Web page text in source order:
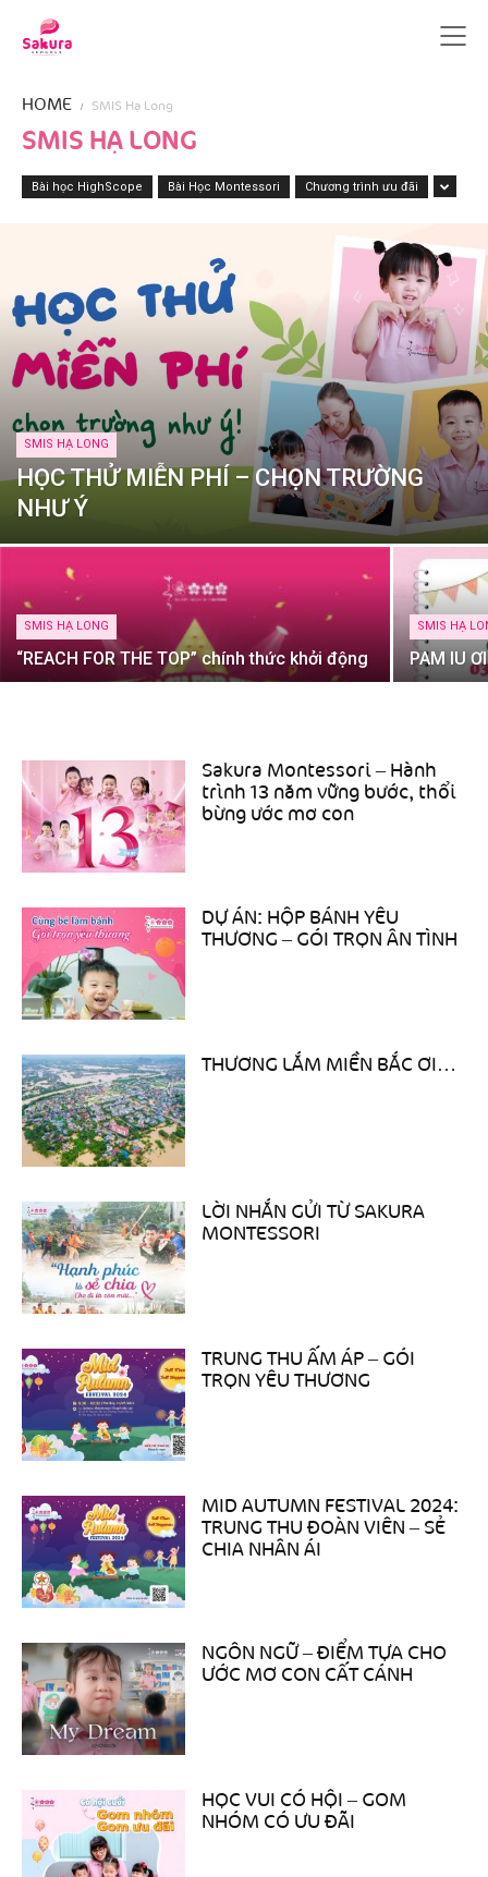
HOME SMIS Hạ Long
SMIS HẠ LONG
Bài học HighScope Bài Học Montessori Chương trình ưu đãi
SMIS HẠ LONG
HỌC THỬ MIỄN PHÍ – CHỌN TRƯỜNG
NHƯ Ý
SMIS HẠ LONG
“REACH FOR THE TOP” chính thức khởi động
SMIS HẠ
PAM IU
Sakura Montessori – Hành
trình 13 năm vững bước, thổi
bừng ước mơ con
DỰ ÁN: HỘP BÁNH YÊU
THƯƠNG – GÓI TRỌN ÂN TÌNH
THƯƠNG LẮM MIỀN BẮC ƠI…
LỜI NHẮN GỬI TỪ SAKURA
MONTESSORI
TRUNG THU ẤM ÁP – GÓI
TRỌN YÊU THƯƠNG
MID AUTUMN FESTIVAL 2024:
TRUNG THU ĐOÀN VIÊN – SẺ
CHIA NHÂN ÁI
NGÔN NGỮ – ĐIỂM TỰA CHO
ƯỚC MƠ CON CẤT CÁNH
HỌC VUI CÓ HỘI – GOM
NHÓM CÓ ƯU ĐÃI